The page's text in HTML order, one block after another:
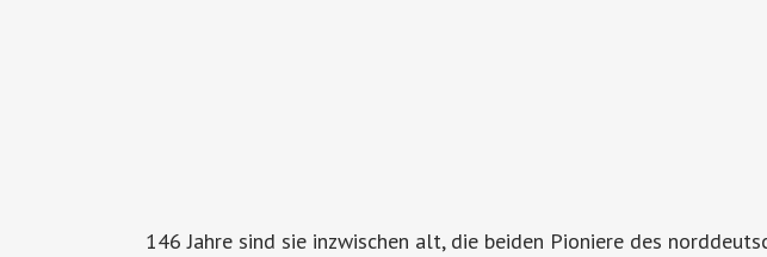
146 Jahre sind sie inzwischen alt, die beiden Pioniere des